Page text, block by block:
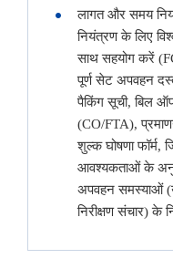
लागत और समय
नियंत्रण के लिए
साथ सहयोग करें
पूर्ण सेट अपवहन
पैकिंग सूची, बिल
(CO/FTA),
शुल्क घोषणा फॉर्म,
आवश्यकताओं के
अपवहन समस्याओं
निरीक्षण संचार) के